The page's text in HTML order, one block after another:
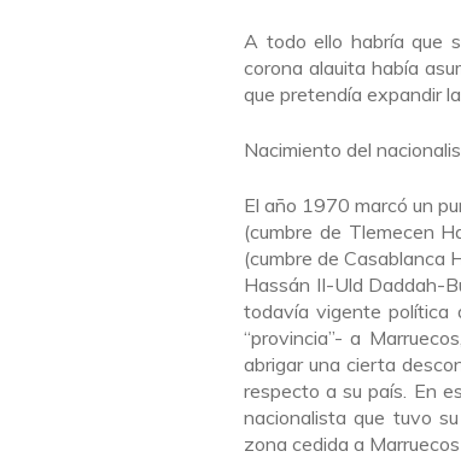
A todo ello habría que
corona alauita había
que pretendía expandir
Nacimiento del
El año 1970 marcó un
(cumbre de Tlemecen
(cumbre de Casablanca
Hassán II-Uld Daddah-
todavía vigente política
“provincia”- a
abrigar una cierta
respecto a su país. En
nacionalista que tuvo
zona cedida a